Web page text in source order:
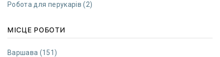
Робота для перукарів (2)
МІСЦЕ РОБОТИ
Варшава (151)